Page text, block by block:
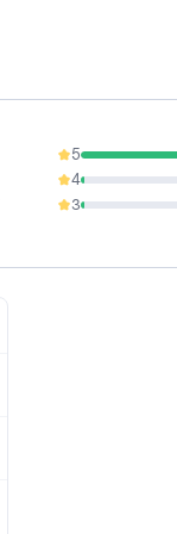
5
97.22%
4
1.39%
3
1.39%